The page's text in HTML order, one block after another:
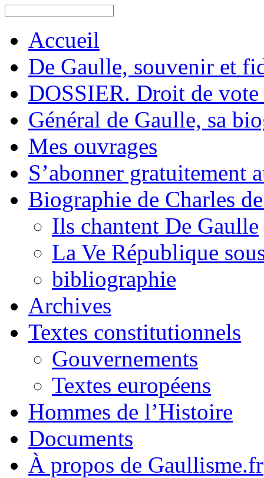
Accueil
De Gaulle, souvenir et
DOSSIER. Droit de vote
Général de Gaulle, sa
Mes ouvrages
S’abonner gratuitement
Biographie de Charles
Ils chantent De Gaulle
La Ve République
bibliographie
Archives
Textes constitutionnels
Gouvernements
Textes européens
Hommes de l’Histoire
Documents
À propos de Gaullisme.fr